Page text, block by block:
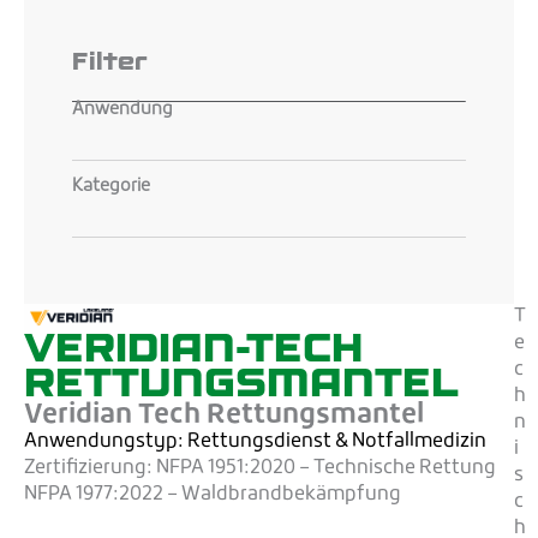
Filter
Anwendung
Kategorie
VERIDIAN-TECH
RETTUNGSMANTEL
Veridian Tech Rettungsmantel
Anwendungstyp: Rettungsdienst & Notfallmedizin
Zertifizierung: NFPA 1951:2020 – Technische Rettung
NFPA 1977:2022 – Waldbrandbekämpfung
T
e
c
h
n
i
s
c
h